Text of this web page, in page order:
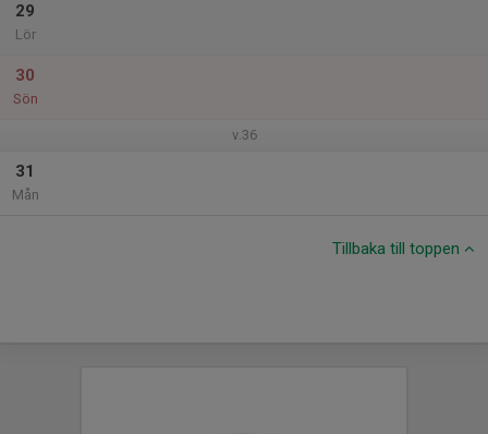
29
Lör
30
Sön
v.36
31
Mån
Tillbaka till toppen